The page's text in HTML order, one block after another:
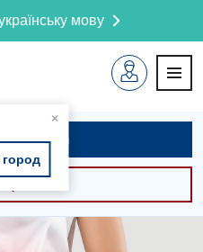
мову
×
на приём